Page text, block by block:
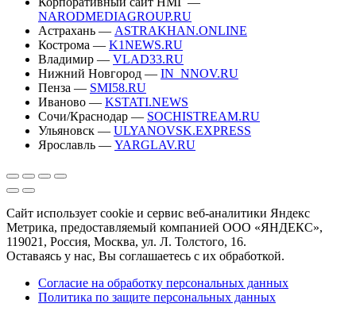
NARODMEDIAGROUP.RU
Астрахань — ASTRAKHAN.ONLINE
Кострома — K1NEWS.RU
Владимир — VLAD33.RU
Нижний Новгород — IN_NNOV.RU
Пенза — SMI58.RU
Иваново — KSTATI.NEWS
Сочи/Краснодар — SOCHISTREAM.RU
Ульяновск — ULYANOVSK.EXPRESS
Ярославль — YARGLAV.RU
Сайт использует cookie и сервис веб-аналитики Яндекс
Метрика, предоставляемый компанией ООО «ЯНДЕКС»,
119021, Россия, Москва, ул. Л. Толстого, 16.
Оставаясь у нас, Вы соглашаетесь с их обработкой.
Согласие на обработку персональных данных
Политика по защите персональных данных